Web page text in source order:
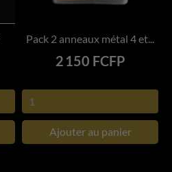
Pack 2 anneaux métal 4 et...
Prix
2 150 FCFP
Ajouter au panier